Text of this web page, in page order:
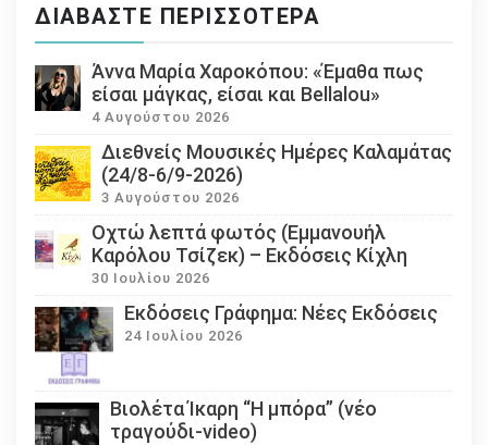
ΔΙΑΒΆΣΤΕ ΠΕΡΙΣΣΌΤΕΡΑ
Άννα Μαρία Χαροκόπου: «Έμαθα πως
είσαι μάγκας, είσαι και Bellalou»
4 Αυγούστου 2026
Διεθνείς Μουσικές Ημέρες Καλαμάτας
(24/8-6/9-2026)
3 Αυγούστου 2026
Οχτώ λεπτά φωτός (Εμμανουήλ
Καρόλου Τσίζεκ) – Εκδόσεις Κίχλη
30 Ιουλίου 2026
Εκδόσεις Γράφημα: Νέες Εκδόσεις
24 Ιουλίου 2026
Βιολέτα Ίκαρη “Η μπόρα” (νέο
τραγούδι-video)